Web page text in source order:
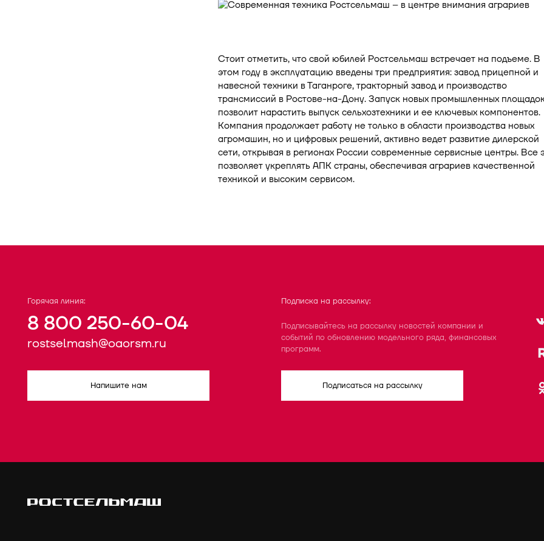
Стоит отметить, что свой юбилей Ростсельмаш встречает на подъеме. В
этом году в эксплуатацию введены три предприятия: завод прицепной и
навесной техники в Таганроге, тракторный завод и производство
трансмиссий в Ростове-на-Дону. Запуск новых промышленных
позволит нарастить выпуск сельхозтехники и ее ключевых компонентов.
Компания продолжает работу не только в области производства новых
агромашин, но и цифровых решений, активно ведет развитие дилерской
сети, открывая в регионах России современные сервисные центры. Все
позволяет укреплять АПК страны, обеспечивая аграриев качественной
техникой и высоким сервисом.
Горячая линия:
8 800 250-60-04
rostselmash@oaorsm.ru
Напишите нам
Подписка на рассылку:
Подписывайтесь на рассылку новостей компании и
событий по обновлению модельного ряда, финансовых
программ.
Подписаться на рассылку